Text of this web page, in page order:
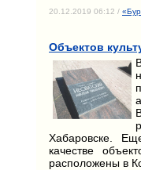
20.12.2019 06:12 /
Объектов
Хабаровске.
качестве
расположены в